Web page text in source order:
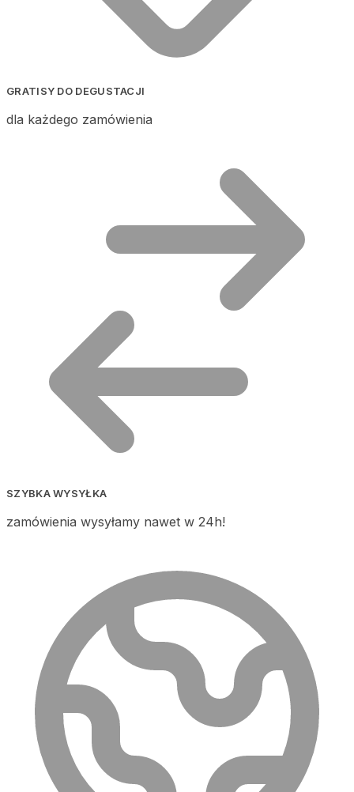
GRATISY DO DEGUSTACJI
dla każdego zamówienia
SZYBKA WYSYŁKA
zamówienia wysyłamy nawet w 24h!